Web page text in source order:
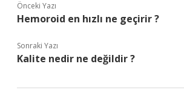
Önceki Yazı
Hemoroid en hızlı ne geçirir ?
Sonraki Yazı
Kalite nedir ne değildir ?